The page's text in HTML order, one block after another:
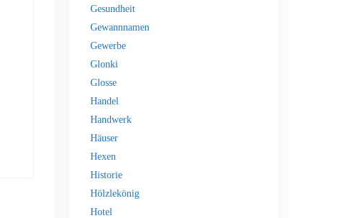
Gesundheit
Gewannnamen
Gewerbe
Glonki
Glosse
Handel
Handwerk
Häuser
Hexen
Historie
Hölzlekönig
Hotel